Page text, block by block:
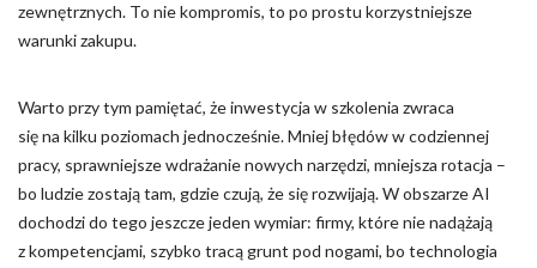
zewnętrznych. To nie kompromis, to po prostu korzystniejsze
warunki zakupu.
Warto przy tym pamiętać, że inwestycja w szkolenia zwraca
się na kilku poziomach jednocześnie. Mniej błędów w codziennej
pracy, sprawniejsze wdrażanie nowych narzędzi, mniejsza rotacja –
bo ludzie zostają tam, gdzie czują, że się rozwijają. W obszarze AI
dochodzi do tego jeszcze jeden wymiar: firmy, które nie nadążają
z kompetencjami, szybko tracą grunt pod nogami, bo technologia